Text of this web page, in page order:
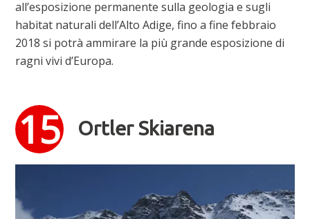
all’esposizione permanente sulla geologia e sugli
habitat naturali dell’Alto Adige, fino a fine febbraio
2018 si potrà ammirare la più grande esposizione di
ragni vivi d’Europa.
Ortler Skiarena